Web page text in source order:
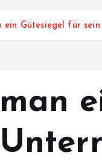
ein Gütesiegel für